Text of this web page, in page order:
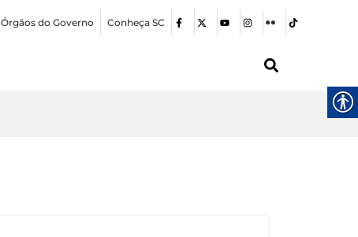
Órgãos do Governo Conheça SC